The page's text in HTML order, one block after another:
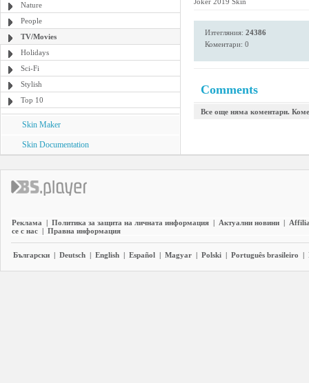
Nature
People
TV/Movies
Holidays
Sci-Fi
Stylish
Top 10
Skin Maker
Skin Documentation
Изтегляния: 24386
Коментари: 0
Comments
Все още няма коментари.
Реклама | Политика за защита на личната информация | Актуални новини |
се с нас | Правна информация
Български | Deutsch | English | Español | Magyar | Polski | Português brasileiro |